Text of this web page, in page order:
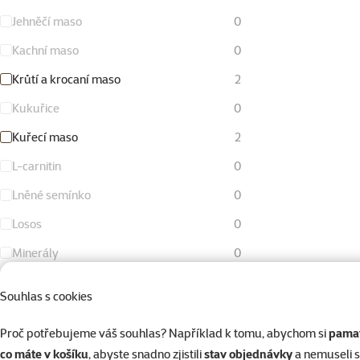
Souhlas s cookies
Proč potřebujeme váš souhlas? Například k tomu, abychom si
co máte v košíku, abyste snadno zjistilistav objednávkya nemuseli
Jehněčí maso
0
Kachní maso
0
Krůtí a krocaní maso
2
Kukuřice
0
Kuřecí maso
2
L-carnitin
0
Lněné semínko
0
Losos
0
Minerály
0
Obiloviny
2